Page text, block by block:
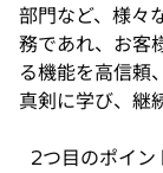
部門など、様々
務であれ、お客
る機能を高信頼
真剣に学び、継
2つ目のポイン